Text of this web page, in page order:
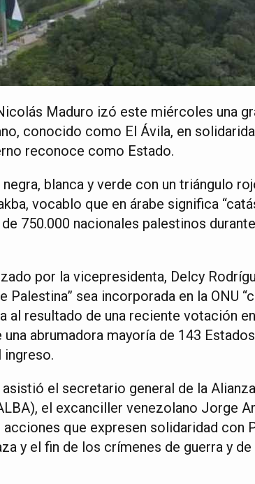
Maduro izó este miércoles una
conocido como El Ávila, en
reconoce como Estado.
negra, blanca y verde con un triángulo
vocablo que en árabe significa
750.000 nacionales palestinos
por la vicepresidenta, Delcy
Palestina” sea incorporada en la ONU
al resultado de una reciente votación
abrumadora mayoría de 143
ingreso.
el secretario general de la
el excanciller venezolano Jorge
acciones que expresen solidaridad con
y el fin de los crímenes de guerra y